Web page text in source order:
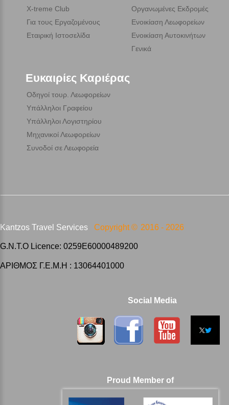
X-treme Club
Για τους Εργαζομένους
Εταιρική Ιστοσελίδα
Οργανωμένες Εκδρομές
Ενοικίαση Λεωφορείων
Ενοικίαση Αυτοκινήτων
Γενικά
Ευκαιρίες Καριέρας
Οδηγοί τουρ. Λεωφορείων
Υπάλληλοι Γραφείου
Υπάλληλοι Λογιστηρίου
Μηχανικοί Λεωφορείων
Συνοδοί σε Λεωφορεία
Kantzos Travel Services Copyright © 2016 - 2026
G.N.T.O Licence: 0259E60000489200
ΑΡΙΘΜΟΣ Γ.Ε.Μ.Η : 13064401000
Social Media
Proud Member of